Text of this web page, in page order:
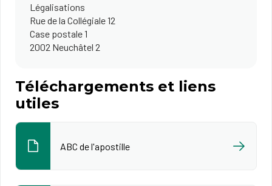
Légalisations
Rue de la Collégiale 12
Case postale 1
2002 Neuchâtel 2
Téléchargements et liens
utiles
ABC de l'apostille